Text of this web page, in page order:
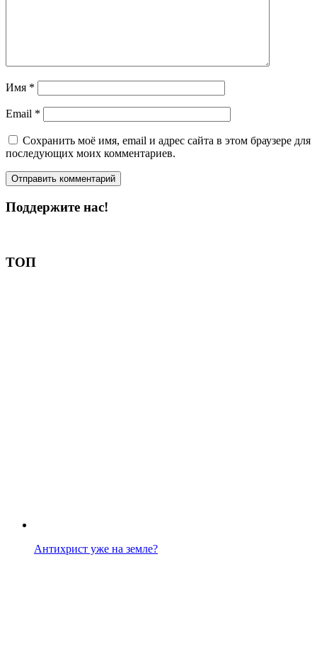
Имя *
Email *
Сохранить моё имя, email и адрес сайта в этом браузере для
последующих моих комментариев.
Поддержите нас!
ТОП
Антихрист уже на земле?